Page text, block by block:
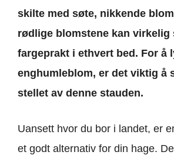
skilte med søte, nikkende
rødlige blomstene kan virkelig
fargeprakt i ethvert bed. For å
enghumleblom, er det viktig å
stellet av denne stauden.
Uansett hvor du bor i landet, er
et godt alternativ for din hage.